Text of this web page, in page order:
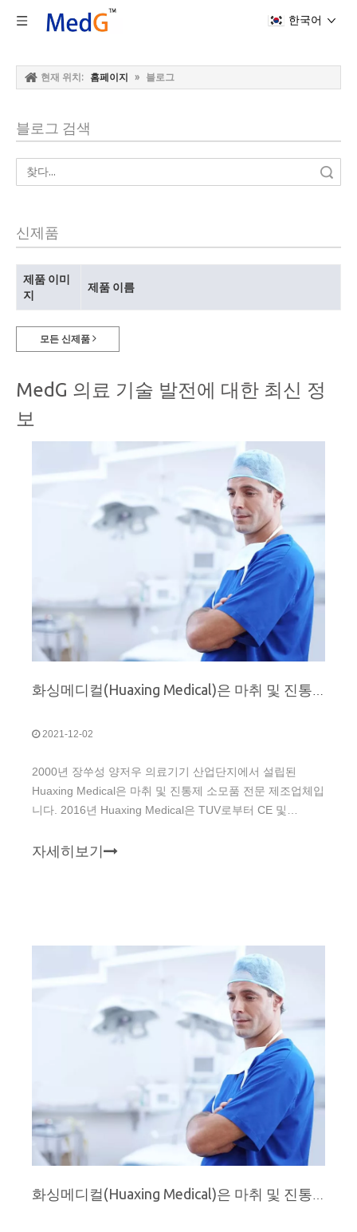
한국어
현재 위치: 홈페이지 » 블로그
블로그 검색
신제품
제품 이미
지
제품 이름
모든 신제품
MedG 의료 기술 발전에 대한 최신 정
보
화싱메디컬(Huaxing Medical)은 마취 및 진통제 소모품 전문 제조업체입니다.
2021-12-02
2000년 장쑤성 양저우 의료기기 산업단지에서 설립된
Huaxing Medical은 마취 및 진통제 소모품 전문 제조업체입
니다. 2016년 Huaxing Medical은 TUV로부터 CE 및
료했습니다.
자세히보기
화싱메디컬(Huaxing Medical)은 마취 및 진통제 소모품 전문 제조업체입니다.